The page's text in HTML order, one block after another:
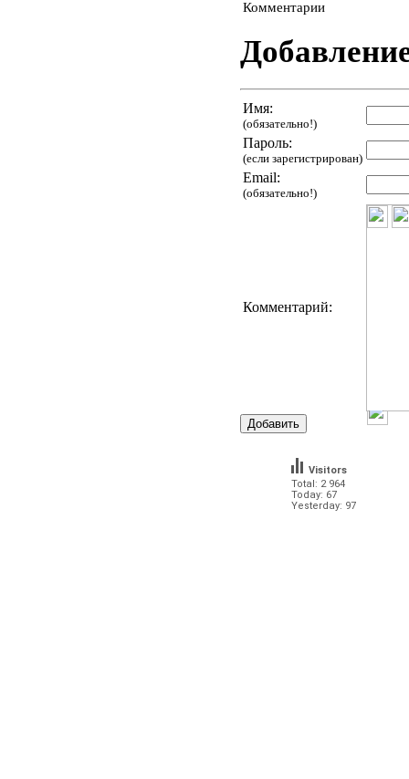
Комментарии
Имя:
(обязательно!)
Пароль:
(если зарегистрирован)
Email:
(обязательно!)
Комментарий:
Total: 2 964
Today: 67
Yesterday: 97
Visitors